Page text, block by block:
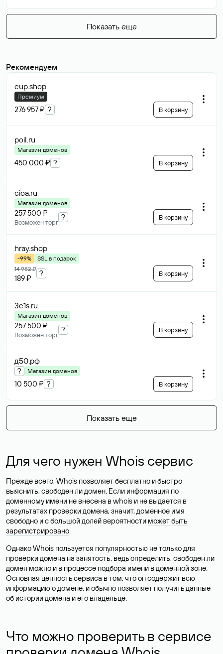
Показать еще
Рекомендуем
cup.shop
Премиум
276 957 ₽ ? В корзину
poil.ru
Магазин доменов
450 000 ₽ ? В корзину
cioa.ru
Магазин доменов
257 500 ₽
Возможен торг
? В корзину
hray.shop
-99%
SSL в подарок
14 982 ₽
189 ₽
? В корзину
3c1s.ru
Магазин доменов
257 500 ₽
Возможен торг
? В корзину
д50.рф
? Магазин доменов
10 500 ₽ ? В корзину
Показать еще
Для чего нужен Whois сервис
Прежде всего, Whois позволяет бесплатно и быстро
выяснить, свободен ли домен. Если информация по
доменному имени не внесена в whois и не выдается в
результатах проверки домена, значит, доменное имя
свободно и с большой долей вероятности может быть
зарегистрировано.
Однако Whois пользуется популярностью не только для
проверки домена на занятость, ведь определить, свободен ли
домен можно и в процессе подбора имени в доменной зоне.
Основная ценность сервиса в том, что он содержит всю
информацию о домене, и обычно позволяет получить данные
об истории домена и его владельце.
Что можно проверить в сервисе